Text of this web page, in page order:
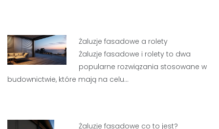
Żaluzje fasadowe a rolety
Żaluzje fasadowe i rolety to dwa
popularne rozwiązania stosowane w
budownictwie, które mają na celu…
Żaluzje fasadowe co to jest?